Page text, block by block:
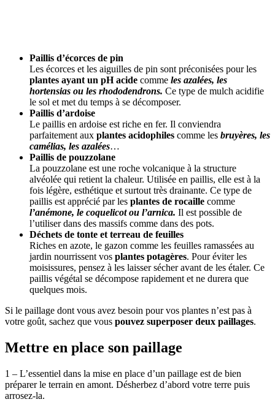
Paillis d’écorces de pin
Les écorces et les aiguilles de pin sont préconisées pour les
plantes ayant un pH acide comme les azalées, les
hortensias ou les rhododendrons. Ce type de mulch acidifie
le sol et met du temps à se décomposer.
Paillis d’ardoise
Le paillis en ardoise est riche en fer. Il conviendra
parfaitement aux plantes acidophiles comme les bruyères, les
camélias, les azalées…
Paillis de pouzzolane
La pouzzolane est une roche volcanique à la structure
alvéolée qui retient la chaleur. Utilisée en paillis, elle est à la
fois légère, esthétique et surtout très drainante. Ce type de
paillis est apprécié par les plantes de rocaille comme
l’anémone, le coquelicot ou l’arnica. Il est possible de
l’utiliser dans des massifs comme dans des pots.
Déchets de tonte et terreau de feuilles
Riches en azote, le gazon comme les feuilles ramassées au
jardin nourrissent vos plantes potagères. Pour éviter les
moisissures, pensez à les laisser sécher avant de les étaler. Ce
paillis végétal se décompose rapidement et ne durera que
quelques mois.
Si le paillage dont vous avez besoin pour vos plantes n’est pas à
votre goût, sachez que vous pouvez superposer deux paillages.
Mettre en place son paillage
1 – L’essentiel dans la mise en place d’un paillage est de bien
préparer le terrain en amont. Désherbez d’abord votre terre puis
arrosez-la.